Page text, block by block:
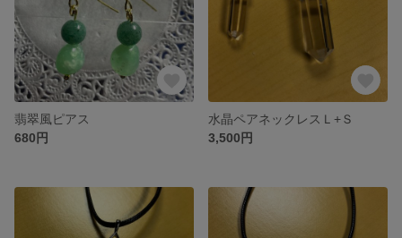
翡翠風ピアス
680円
水晶ペアネックレスＬ+Ｓ
3,500円